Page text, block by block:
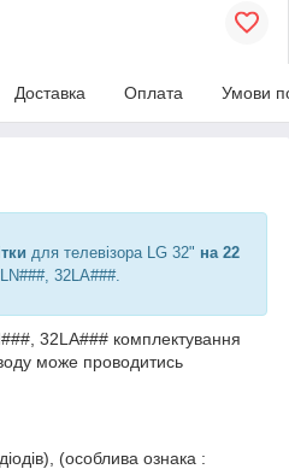
Доставка Оплата Умови
для телевізора LG 32" на 22
32LA###.
32LA### комплектування
може проводитись
(особлива ознака :